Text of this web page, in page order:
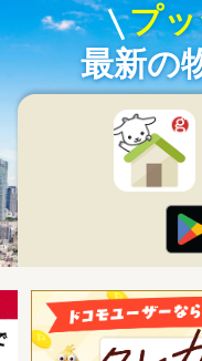
プ
最新の